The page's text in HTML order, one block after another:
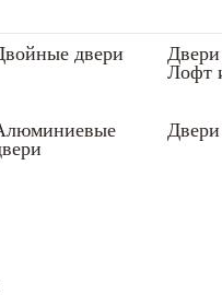
двери
Лофт
Двери